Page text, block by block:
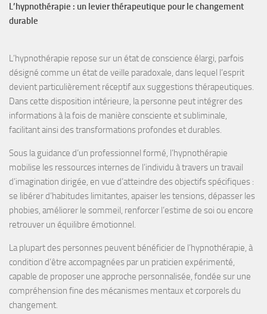
L’hypnothérapie : un levier thérapeutique pour le changement
durable
L’hypnothérapie repose sur un état de conscience élargi, parfois
désigné comme un état de veille paradoxale, dans lequel l’esprit
devient particulièrement réceptif aux suggestionsthérapeutiques.
Dans cette disposition intérieure, la personne peut intégrer des
informations à la fois de manière consciente et subliminale,
facilitant ainsi des transformations profondes et durables.
Sous la guidance d’un professionnel formé, l’hypnothérapie
mobilise les ressources internes de l’individu à travers un travail
d’imagination dirigée, en vue d’atteindre des objectifs spécifiques :
se libérer d’habitudes limitantes, apaiser les tensions, dépasser les
phobies, améliorer le sommeil, renforcer l’estime de soi ou encore
retrouver un équilibre émotionnel.
La plupart des personnes peuvent bénéficier de l’hypnothérapie, à
condition d’être accompagnées par un praticien expérimenté,
capable de proposer une approche personnalisée, fondée sur une
compréhension fine des mécanismes mentaux et corporels du
changement.